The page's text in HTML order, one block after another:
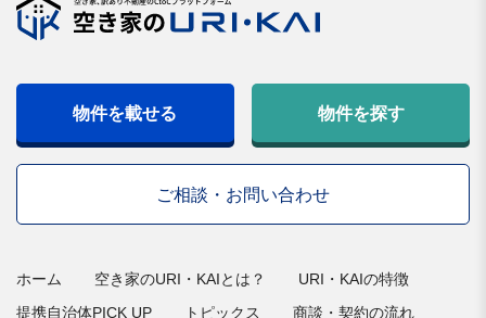
物件を載せる 物件を探す
ご相談・お問い合わせ
ホーム 空き家のURI・KAIとは？
URI・KAIの特徴
提携自治体PICK UP
トピックス 商談・契約の流れ